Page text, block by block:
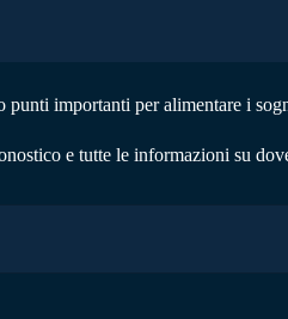
importanti per alimentare i
e tutte le informazioni su